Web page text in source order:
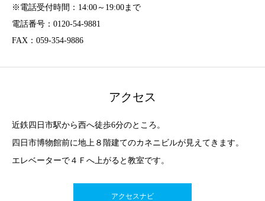
※電話受付時間：14:00～19:00まで
電話番号：0120-54-9881
FAX：059-354-9886
アクセス
近鉄四日市駅から西へ徒歩6分のところ。
四日市博物館前に地上８階建てのカネニビルが見えてきます。
エレベーターで４Ｆへ上がると教室です。
アクセスナビ